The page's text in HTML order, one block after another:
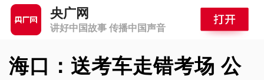
央广网
讲好中国故事 传播中国声音
海口：送考车走错考场 公